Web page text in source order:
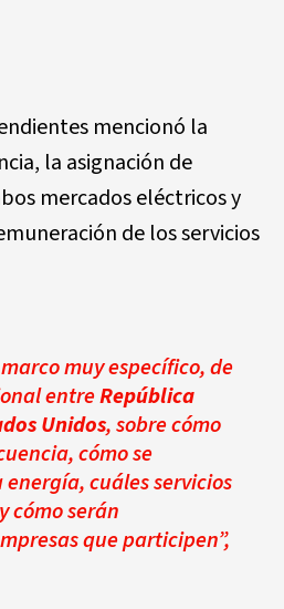
mencionó la
la asignación de
mercados eléctricos y
de los servicios
muy específico, de
entreRepública
Unidos, sobre cómo
cómo se
cuáles servicios
cómo serán
que participen”,